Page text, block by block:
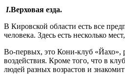
I.Верховая езда.
В Кировской области есть все
человека. Здесь есть несколько
Во-первых, это Кони-клуб «Йахо»,
воздействия. Кроме того, что в
людей разных возрастов и